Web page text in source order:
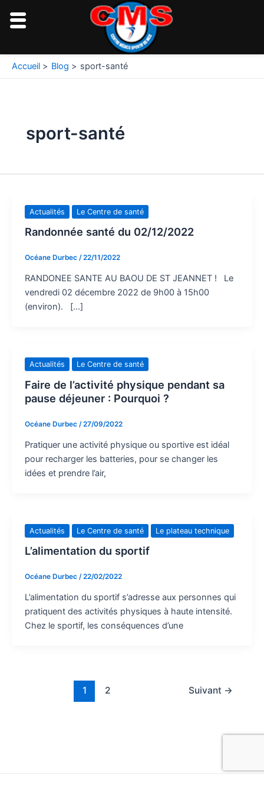
Accueil Blog sport-santé
sport-santé
Actualités Le Centre de santé
Randonnée santé du 02/12/2022
Océane Durbec /22/11/2022
RANDONEE SANTE AU BAOU DE ST JEANNET ! Le
vendredi 02 décembre 2022 de 9h00 à 15h00
(environ). […]
Actualités Le Centre de santé
Faire de l’activité physique pendant sa
pause déjeuner : Pourquoi ?
Océane Durbec /27/09/2022
Pratiquer une activité physique ou sportive est idéal
pour recharger les batteries, pour se changer les
idées et prendre l’air,
Actualités Le Centre de santé Le plateau technique
L’alimentation du sportif
Océane Durbec /22/02/2022
L’alimentation du sportif s’adresse aux personnes qui
pratiquent des activités physiques à haute intensité.
Chez le sportif, les conséquences d’une
Pagination
1 2 Suivant →